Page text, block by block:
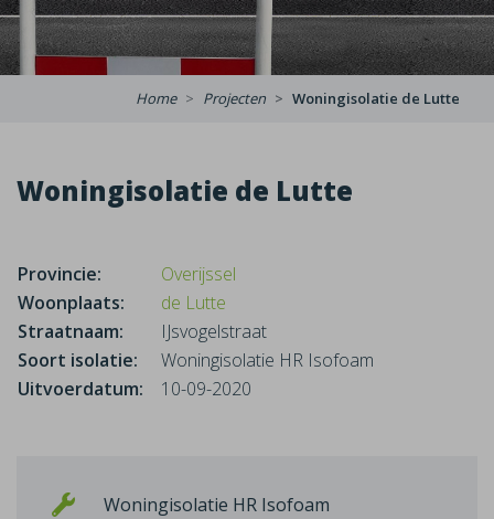
Home Projecten Woningisolatie de Lutte
Woningisolatie de Lutte
Provincie:
Overijssel
Woonplaats:
de Lutte
Straatnaam:
IJsvogelstraat
Soort isolatie:
Woningisolatie HR Isofoam
Uitvoerdatum:
10-09-2020
Woningisolatie HR Isofoam